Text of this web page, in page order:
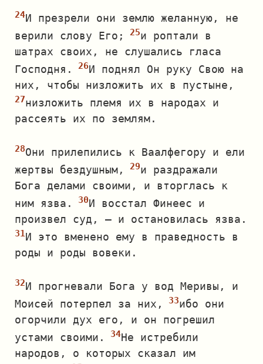
И презрели они землю желанную, не
верили слову Его;
и роптали в
шатрах своих, не слушались гласа
Господня.
И поднял Он руку Свою на
них, чтобы низложить их в пустыне,
низложить племя их в народах и
рассеять их по землям.
Они прилепились к Ваалфегору и ели
жертвы бездушным,
и раздражали
Бога делами своими, и вторглась к
ним язва.
И восстал Финеес и
произвел суд, — и остановилась язва.
И это вменено ему в праведность в
роды и роды вовеки.
И прогневали Бога у вод Меривы, и
Моисей потерпел за них,
ибо они
огорчили дух его, и он погрешил
устами своими.
Не истребили
народов, о которых сказал им